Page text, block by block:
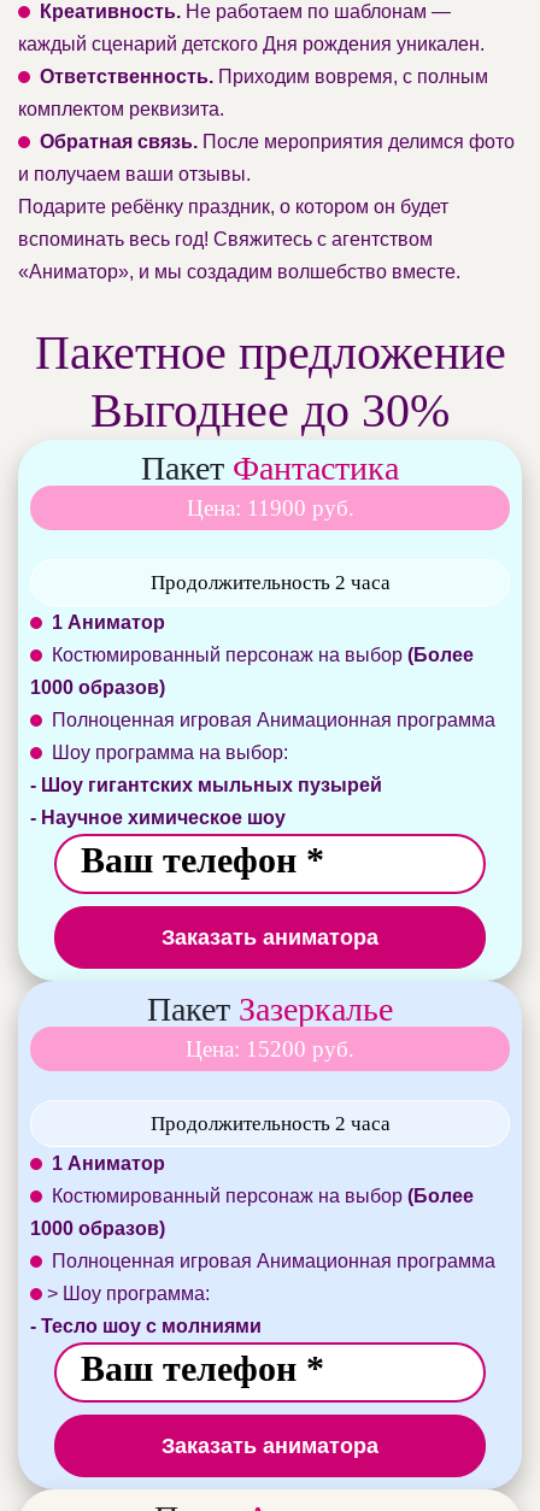
Креативность. Не работаем по шаблонам —
каждый сценарий детского Дня рождения уникален.
Ответственность. Приходим вовремя, с полным
комплектом реквизита.
Обратная связь. После мероприятия делимся фото
и получаем ваши отзывы.
Подарите ребёнку праздник, о котором он будет
вспоминать весь год! Свяжитесь с агентством
«Аниматор», и мы создадим волшебство вместе.
Пакетное предложение
Выгоднее до 30%
Пакет Фантастика
Цена: 11900 руб.
Продолжительность 2 часа
1 Аниматор
Костюмированный персонаж на выбор (Более
1000 образов)
Полноценная игровая Анимационная программа
Шоу программа на выбор:
- Шоу гигантских мыльных пузырей
- Научное химическое шоу
Заказать аниматора
Пакет Зазеркалье
Цена: 15200 руб.
Продолжительность 2 часа
1 Аниматор
Костюмированный персонаж на выбор (Более
1000 образов)
Полноценная игровая Анимационная программа
> Шоу программа:
- Тесло шоу с молниями
Заказать аниматора